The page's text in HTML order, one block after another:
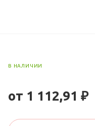
В НАЛИЧИИ
от 1 112,91 ₽